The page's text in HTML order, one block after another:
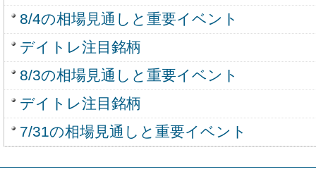
8/4の相場見通しと重要イベント
デイトレ注目銘柄
8/3の相場見通しと重要イベント
デイトレ注目銘柄
7/31の相場見通しと重要イベント